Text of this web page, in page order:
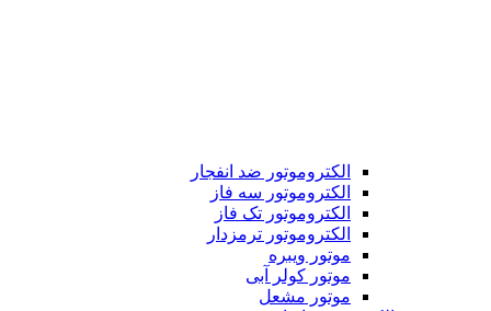
الکتروموتور ضد انفجار
الکتروموتور سه فاز
الکتروموتور تک فاز
الکتروموتور ترمزدار
موتور ویبره
موتور کولر آبی
موتور مشعل